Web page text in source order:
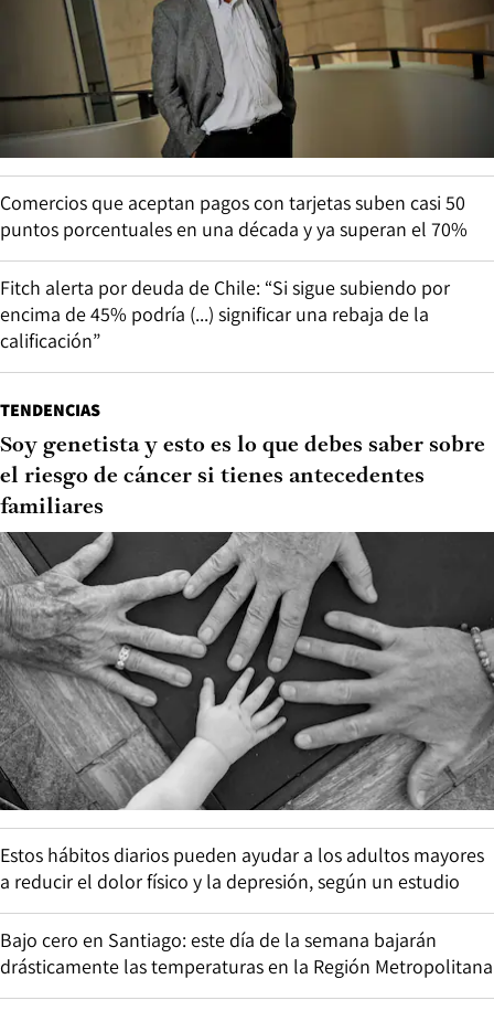
Comercios que aceptan pagos con tarjetas suben casi 50
puntos porcentuales en una década y ya superan el 70%
Fitch alerta por deuda de Chile: “Si sigue subiendo por
encima de 45% podría (...) significar una rebaja de la
calificación”
TENDENCIAS
Soy genetista y esto es lo que debes saber sobre
el riesgo de cáncer si tienes antecedentes
familiares
Estos hábitos diarios pueden ayudar a los adultos mayores
a reducir el dolor físico y la depresión, según un estudio
Bajo cero en Santiago: este día de la semana bajarán
drásticamente las temperaturas en la Región Metropolitana